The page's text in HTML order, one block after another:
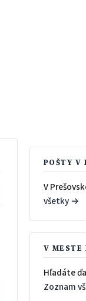
POŠTY V
V
všetky →
V MESTE
Hľadáte
Zoznam